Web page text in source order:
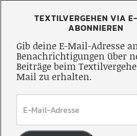
TEXTILVERGEHEN VIA
ABONNIEREN
Gib deine E-Mail-Adresse
Benachrichtigungen über
Beiträge beim
Mail zu erhalten.